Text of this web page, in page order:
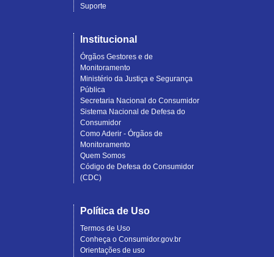
Suporte
Institucional
Órgãos Gestores e de
Monitoramento
Ministério da Justiça e Segurança
Pública
Secretaria Nacional do Consumidor
Sistema Nacional de Defesa do
Consumidor
Como Aderir - Órgãos de
Monitoramento
Quem Somos
Código de Defesa do Consumidor
(CDC)
Política de Uso
Termos de Uso
Conheça o Consumidor.gov.br
Orientações de uso